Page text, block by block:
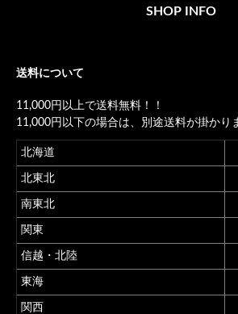
SHOP INFO
送料について
11,000円以上で送料無料！！
11,000円以下の場合は、別途送料が掛かり
北海道
北東北
南東北
関東
信越・北陸
東海
関西